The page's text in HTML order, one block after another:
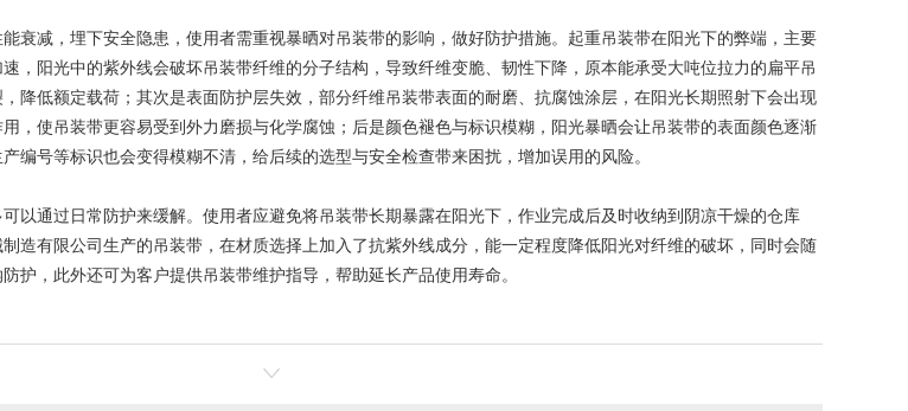
衰减，埋下安全隐患，使用者需重视暴晒对吊装带的影响，做好防护措施。起重吊装带在阳光下的弊端，主要
，阳光中的紫外线会破坏吊装带纤维的分子结构，导致纤维变脆、韧性下降，原本能承受大吨位拉力的扁平吊
降低额定载荷；其次是表面防护层失效，部分纤维吊装带表面的耐磨、抗腐蚀涂层，在阳光长期照射下会出现
，使吊装带更容易受到外力磨损与化学腐蚀；后是颜色褪色与标识模糊，阳光暴晒会让吊装带的表面颜色逐渐
编号等标识也会变得模糊不清，给后续的选型与安全检查带来困扰，增加误用的风险。
以通过日常防护来缓解。使用者应避免将吊装带长期暴露在阳光下，作业完成后及时收纳到阴凉干燥的仓库
造有限公司生产的吊装带，在材质选择上加入了抗紫外线成分，能一定程度降低阳光对纤维的破坏，同时会随
护，此外还可为客户提供吊装带维护指导，帮助延长产品使用寿命。